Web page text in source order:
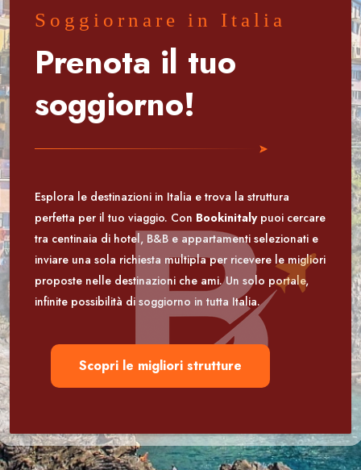
Soggiornare in Italia
Prenota il tuo
soggiorno!
Esplora le destinazioni in Italia e trova la struttura
perfetta per il tuo viaggio. Con Bookinitalypuoi cercare
tra centinaia di hotel, B&B e appartamenti selezionati e
inviare una sola richiesta multipla per ricevere le migliori
proposte nelle destinazioni che ami. Un solo portale,
infinite possibilità di soggiorno in tutta Italia.
Scopri le migliori strutture